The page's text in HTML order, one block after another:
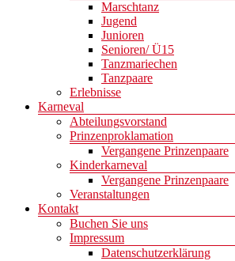
Marschtanz
Jugend
Junioren
Senioren/ Ü15
Tanzmariechen
Tanzpaare
Erlebnisse
Karneval
Abteilungsvorstand
Prinzenproklamation
Vergangene Prinzenpaare
Kinderkarneval
Vergangene Prinzenpaare
Veranstaltungen
Kontakt
Buchen Sie uns
Impressum
Datenschutzerklärung